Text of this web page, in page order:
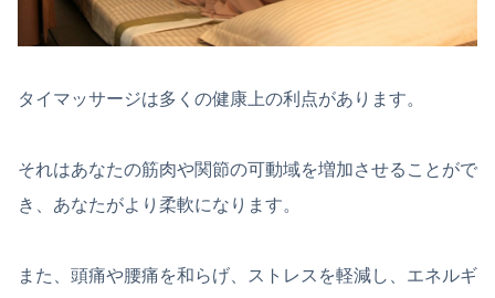
タイマッサージは多くの健康上の利点があります。
それはあなたの筋肉や関節の可動域を増加させることがで
き、あなたがより柔軟になります。
また、頭痛や腰痛を和らげ、ストレスを軽減し、エネルギ